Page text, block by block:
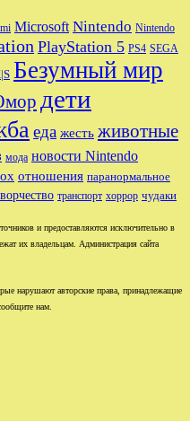
Microsoft Nintendo Nintendo
PlayStation 5 PS4 SEGA
Безумный мир
дети
еда жесть животные
мода новости Nintendo
отношения паранормальное
транспорт хоррор чудаки
и предоставляются исключительно в
их владельцам. Администрация сайта
нарушают авторские права, принадлежащие
нам.